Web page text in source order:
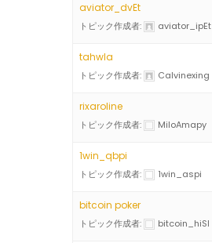
aviator_dvEt
トピック作成者: aviator_ipEt
tahwla
トピック作成者: Calvinexing
rixaroline
トピック作成者: MiloAmapy
1win_qbpi
トピック作成者: 1win_aspi
bitcoin poker
トピック作成者: bitcoin_hiSl